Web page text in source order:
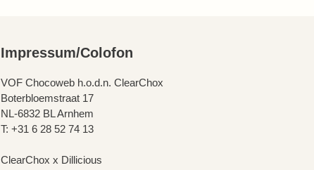
Impressum/Colofon
VOF Chocoweb h.o.d.n. ClearChox
Boterbloemstraat 17
NL-6832 BL Arnhem
T: +31 6 28 52 74 13
ClearChox x Dillicious